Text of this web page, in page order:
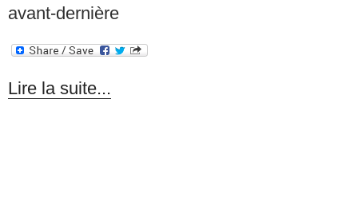
avant-dernière
Lire la suite...